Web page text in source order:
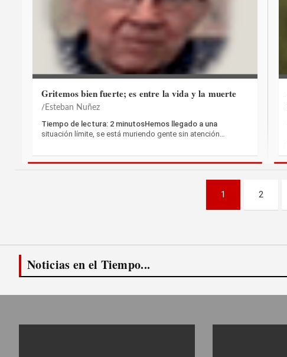
Gritemos bien fuerte; es entre la vida y la muerte
Esteban Nuñez
Tiempo de lectura: 2 minutosHemos llegado a una
situación límite, se está muriendo gente sin atención…
entradas
1 2
Noticias en el Tiempo...